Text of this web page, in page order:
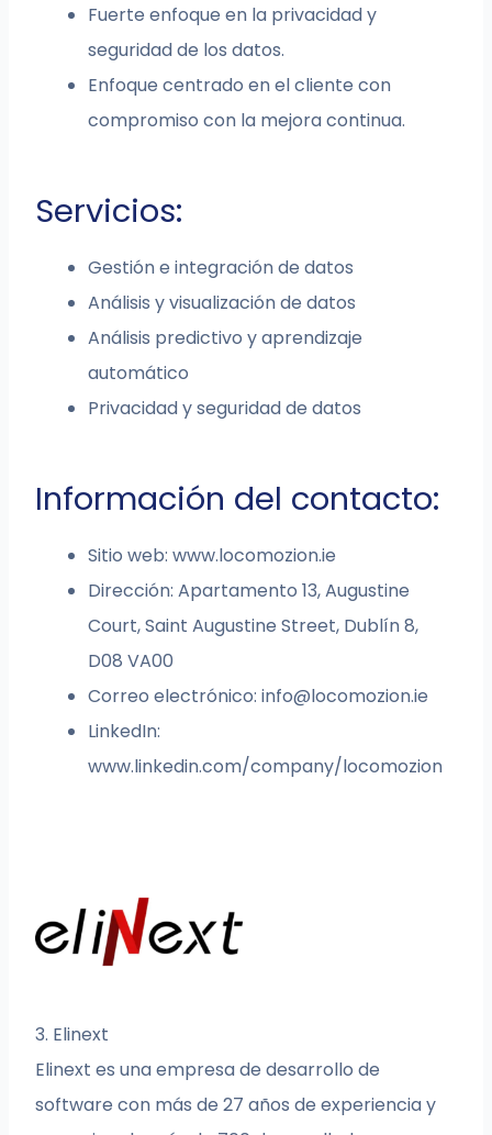
Fuerte enfoque en la privacidad y
seguridad de los datos.
Enfoque centrado en el cliente con
compromiso con la mejora continua.
Servicios:
Gestión e integración de datos
Análisis y visualización de datos
Análisis predictivo y aprendizaje
automático
Privacidad y seguridad de datos
Información del contacto:
Sitio web: www.locomozion.ie
Dirección: Apartamento 13, Augustine
Court, Saint Augustine Street, Dublín 8,
D08 VA00
Correo electrónico:info@locomozion.ie
LinkedIn:
www.linkedin.com/company/locomozion
3. Elinext
Elinext es una empresa de desarrollo de
software con más de 27 años de experiencia y